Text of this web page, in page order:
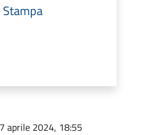
Stampa
aprile 2024, 18:55